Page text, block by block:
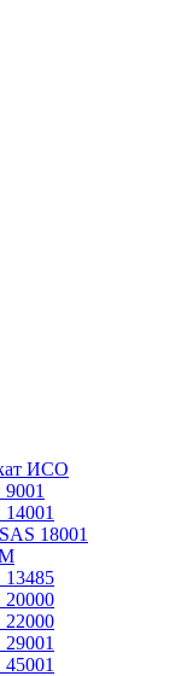
ИСО
18001
13485
20000
22000